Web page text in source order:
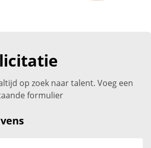
op zoek naar talent. Voeg een
formulier